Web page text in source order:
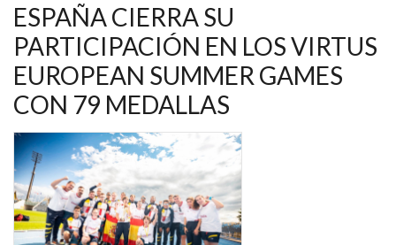
LISTA
DE
LA
COMPRA
BÁSICA
PARA
RENDIR
COMO
UN
DE
ÉLITE
ESPAÑA CIERRA SU
PARTICIPACIÓN EN LOS VIRTUS
EUROPEAN SUMMER GAMES
CON 79 MEDALLAS